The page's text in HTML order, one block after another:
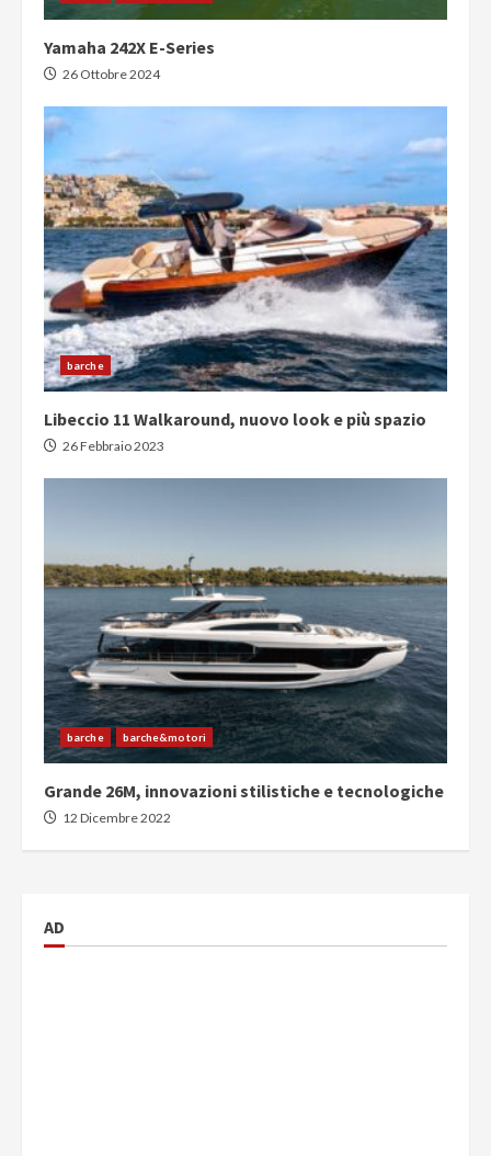
Yamaha 242X E-Series
26 Ottobre 2024
barche
Libeccio 11 Walkaround, nuovo look e più spazio
26 Febbraio 2023
barche barche&motori
Grande 26M, innovazioni stilistiche e tecnologiche
12 Dicembre 2022
AD